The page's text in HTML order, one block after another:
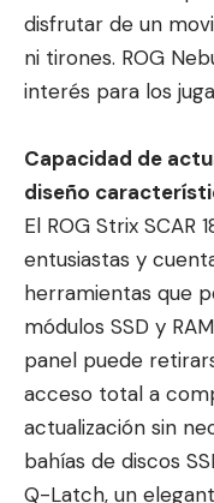
disfrutar de un
ni tirones. ROG
interés para los
Capacidad de
diseño
El ROG Strix SCAR
entusiastas y
herramientas que
módulos SSD y
panel puede
acceso total a
actualización sin
bahías de discos
Q-Latch, un